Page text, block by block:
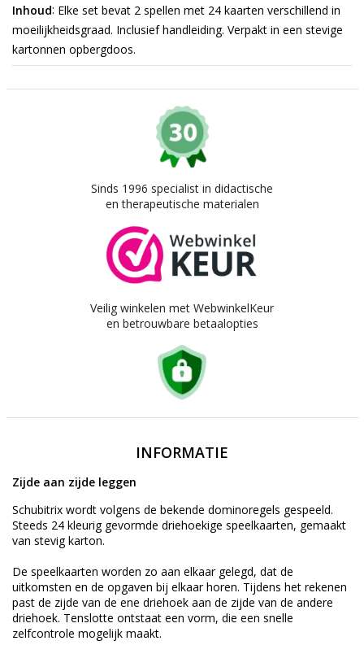
Inhoud: Elke set bevat 2 spellen met 24 kaarten verschillend in
moeilijkheidsgraad. Inclusief handleiding. Verpakt in een stevige
kartonnen opbergdoos.
Sinds 1996 specialist in didactische
en therapeutische materialen
Veilig winkelen met WebwinkelKeur
en betrouwbare betaalopties
INFORMATIE
Zijde aan zijde leggen
Schubitrix wordt volgens de bekende dominoregels gespeeld.
Steeds 24 kleurig gevormde driehoekige speelkaarten, gemaakt
van stevig karton.
De speelkaarten worden zo aan elkaar gelegd, dat de
uitkomsten en de opgaven bij elkaar horen. Tijdens het rekenen
past de zijde van de ene driehoek aan de zijde van de andere
driehoek. Tenslotte ontstaat een vorm, die een snelle
zelfcontrole mogelijk maakt.